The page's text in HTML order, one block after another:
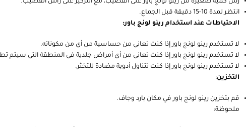
رش كمية صغيرة من رينو لونج باور على القضيب، مع التركيز على رأس القضيب.
انتظر لمدة 10-15 دقيقة قبل الجماع.
الاحتياطات عند استخدام رينو لونج باور:
لا تستخدم رينو لونج باور إذا كنت تعاني من حساسية من أي من مكوناته.
لا تستخدم رينو لونج باور إذا كنت تعاني من أي أمراض جلدية في المنطقة التي سيتم
لا تستخدم رينو لونج باور إذا كنت تتناول أدوية مضادة للتخثر.
التخزين:
قم بتخزين رينو لونج باور في مكان بارد وجاف.
ملحوظة: